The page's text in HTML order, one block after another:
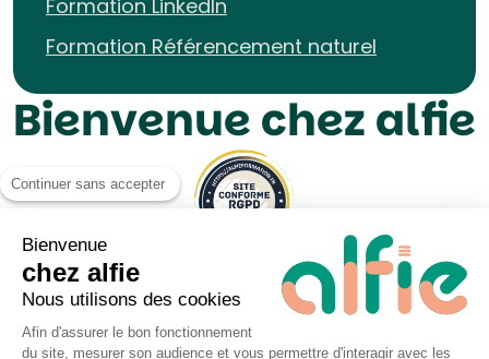
Formation LinkedIn
Formation Référencement naturel
Bienvenue chez alfie
Continuer sans accepter
Bienvenue
chez alfie
Nous utilisons des cookies
Afin d'assurer le bon fonctionnement
du site, mesurer son audience et vous permettre d'interagir avec les